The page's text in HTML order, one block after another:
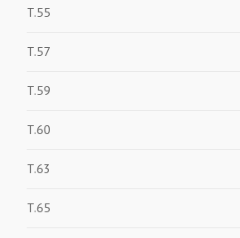
T.55
T.57
T.59
T.60
T.63
T.65